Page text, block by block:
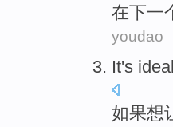
在下一
youdao
It's ideal
如果想